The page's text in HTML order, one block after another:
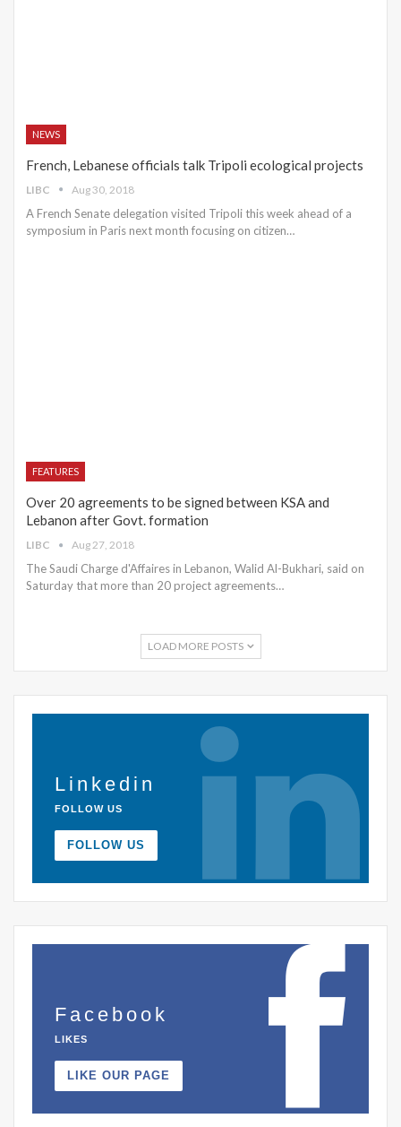
NEWS
French, Lebanese officials talk Tripoli ecological projects
LIBC Aug 30, 2018
A French Senate delegation visited Tripoli this week ahead of a
symposium in Paris next month focusing on citizen…
FEATURES
Over 20 agreements to be signed between KSA and
Lebanon after Govt. formation
LIBC Aug 27, 2018
The Saudi Charge d'Affaires in Lebanon, Walid Al-Bukhari, said on
Saturday that more than 20 project agreements…
LOAD MORE POSTS
Linkedin
FOLLOW US
FOLLOW US
Facebook
LIKES
LIKE OUR PAGE